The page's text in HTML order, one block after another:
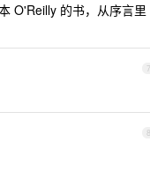
O'Reilly 的书，从序言里
7
8